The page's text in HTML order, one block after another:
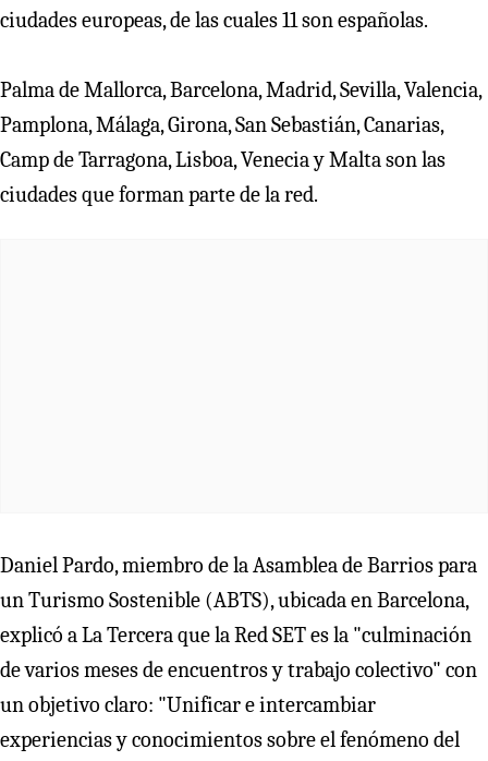
ciudades europeas, de las cuales 11 son españolas.
Palma de Mallorca, Barcelona, Madrid, Sevilla, Valencia,
Pamplona, Málaga, Girona, San Sebastián, Canarias,
Camp de Tarragona, Lisboa, Venecia y Malta son las
ciudades que forman parte de la red.
Daniel Pardo, miembro de la Asamblea de Barrios para
un Turismo Sostenible (ABTS), ubicada en Barcelona,
explicó a La Tercera que la Red SET es la "culminación
de varios meses de encuentros y trabajo colectivo" con
un objetivo claro: "Unificar e intercambiar
experiencias y conocimientos sobre el fenómeno del